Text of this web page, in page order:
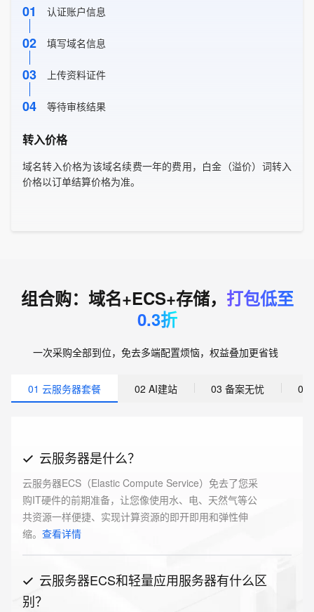
01 认证账户信息
02 填写域名信息
03 上传资料证件
04 等待审核结果
转入价格
域名转入价格为该域名续费一年的费用，白金（溢价）词转入
价格以订单结算价格为准。
组合购：域名+ECS+存储， 打包低至
0.3折
一次采购全部到位，免去多端配置烦恼，权益叠加更省钱
01 云服务器套餐 02 AI建站 03 备案无忧 04
云服务器是什么？
云服务器ECS（Elastic Compute Service）免去了您采
购IT硬件的前期准备，让您像使用水、电、天然气等公
共资源一样便捷、实现计算资源的即开即用和弹性伸
缩。 查看详情
云服务器ECS和轻量应用服务器有什么区
别？